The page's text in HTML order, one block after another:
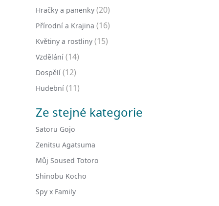
Hračky a panenky (20)
Přírodní a Krajina (16)
Květiny a rostliny (15)
Vzdělání (14)
Dospělí (12)
Hudební (11)
Ze stejné kategorie
Satoru Gojo
Zenitsu Agatsuma
Můj Soused Totoro
Shinobu Kocho
Spy x Family